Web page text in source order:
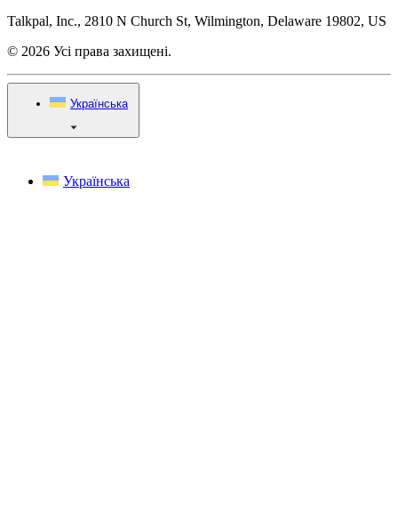
Talkpal, Inc., 2810 N Church St, Wilmington, Delaware 19802, US
© 2026 Усі права захищені.
Українська
Українська